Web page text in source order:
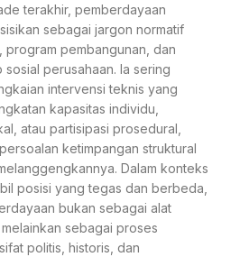
terakhir, pemberdayaan
sebagai jargon normatif
program pembangunan, dan
perusahaan. Ia sering
intervensi teknis yang
kapasitas individu,
atau partisipasi prosedural,
ketimpangan struktural
Dalam konteks
posisi yang tegas dan berbeda,
bukan sebagai alat
sebagai proses
politis, historis, dan